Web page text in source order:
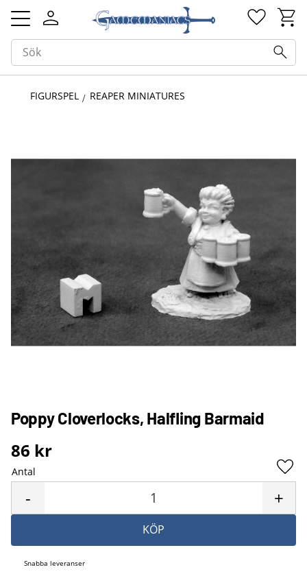
Meny
FIGURSPEL REAPER MINIATURES
Poppy Cloverlocks, Halfling Barmaid
86 kr
Antal
+
-
KÖP
Snabba leveranser